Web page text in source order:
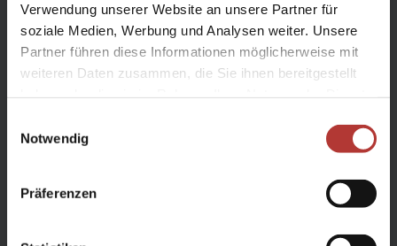
Verwendung unserer Website an unsere Partner für
soziale Medien, Werbung und Analysen weiter. Unsere
Partner führen diese Informationen möglicherweise mit
weiteren Daten zusammen, die Sie ihnen bereitgestellt
Notwendig
Präferenzen
Sie möchten mehr über diese Tiere
erfahren?